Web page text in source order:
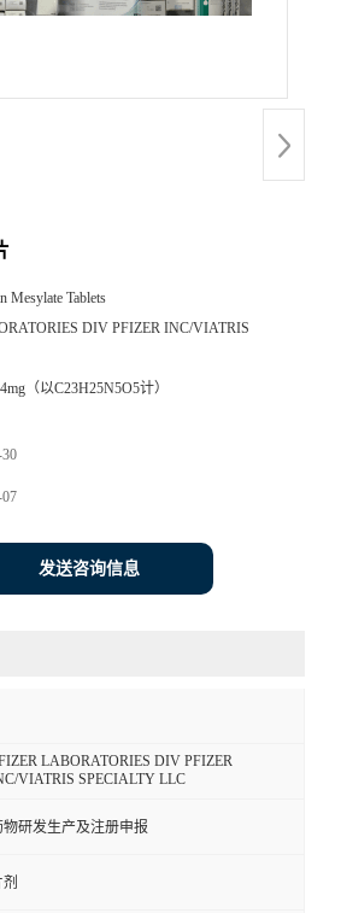
Mesylate Tablets
DIV PFIZER INC/VIATRIS
（以C23H25N5O5计）
发送咨询信息
LABORATORIES DIV PFIZER
VIATRIS SPECIALTY LLC
物研发生产及注册申报